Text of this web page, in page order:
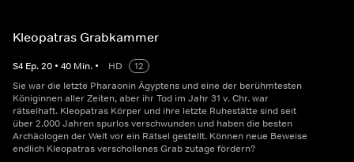
Kleopatras Grabkammer
S4 Ep.20 • 40 Min. • HD
12
Sie war die letzte Pharaonin Ägyptens und eine der berühmtesten
Königinnen aller Zeiten, aber ihr Tod im Jahr 31 v. Chr. war
rätselhaft. Kleopatras Körper und ihre letzte Ruhestätte sind seit
über 2.000 Jahren spurlos verschwunden und haben die besten
Archäologen der Welt vor ein Rätsel gestellt. Können neue Beweise
endlich Kleopatras verschollenes Grab zutage fördern?